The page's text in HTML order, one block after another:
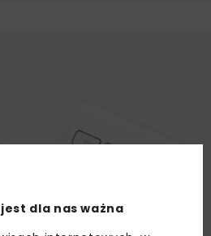
dla nas ważna